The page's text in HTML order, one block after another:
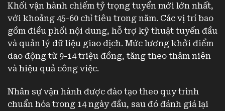
Khối vận hành chiếm tỷ trọng tuyển mới lớn nhất,
với khoảng 45-60 chỉ tiêu trong năm. Các vị trí bao
gồm điều phối nội dung, hỗ trợ kỹ thuật tuyến đầu
và quản lý dữ liệu giao dịch. Mức lương khởi điểm
dao động từ 9-14 triệu đồng, tăng theo thâm niên
và hiệu quả công việc.
Nhân sự vận hành được đào tạo theo quy trình
chuẩn hóa trong 14 ngày đầu, sau đó đánh giá lại